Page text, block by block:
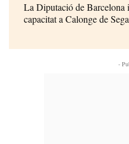
La Diputació de Barcelona
capacitat a Calonge de
-